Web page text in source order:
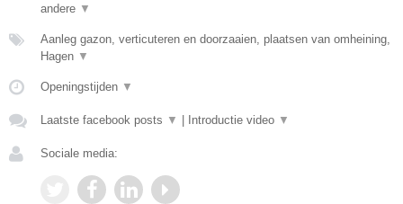
andere ▼
Aanleg gazon, verticuteren en doorzaaien, plaatsen van omheining,
Hagen ▼
Openingstijden ▼
Laatste facebook posts ▼ Introductie video ▼
Sociale media: